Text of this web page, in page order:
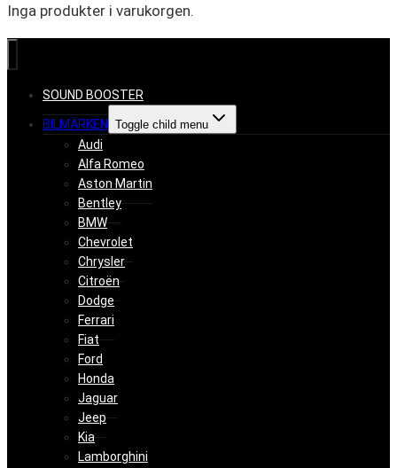
Inga produkter i varukorgen.
SOUND BOOSTER
BILMÄRKEN Toggle child menu
Audi
Alfa Romeo
Aston Martin
Bentley
BMW
Chevrolet
Chrysler
Citroën
Dodge
Ferrari
Fiat
Ford
Honda
Jaguar
Jeep
Kia
Lamborghini